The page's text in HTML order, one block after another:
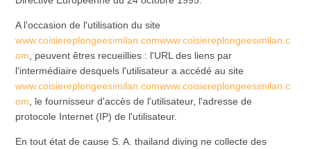
A l'occasion de l'utilisation du site
www.coisiereplongeesimilan.comwww.coisiereplongeesimilan.c
om , peuvent êtres recueillies : l'URL des liens par
l'intermédiaire desquels l'utilisateur a accédé au site
www.coisiereplongeesimilan.comwww.coisiereplongeesimilan.c
om , le fournisseur d'accès de l'utilisateur, l'adresse de
protocole Internet (IP) de l'utilisateur.
En tout état de cause S. A. thailand diving ne collecte des